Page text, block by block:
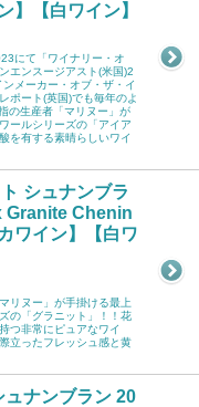
】【白ワイン】
にて「ワイナリー・オ
エンスージアスト(米国)2
メーカー・オブ・ザ・イ
ポート(英国)でも毎年のよ
の生産者「マリヌー」が
ールシリーズの「アイア
を有する素晴らしいワイ
シュナンブラ
Granite Chenin
ワイン】【白ワ
リヌー」が手掛ける最上
の「グラニット」！！花
つ非常にピュアなワイ
立ったフレッシュ感と黄
ュナンブラン 20